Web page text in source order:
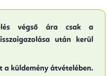
végső ára csak a
után kerül
a küldemény átvételében.